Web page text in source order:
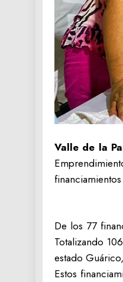
Valle de la
De los 77
Totalizando
estado
Estos